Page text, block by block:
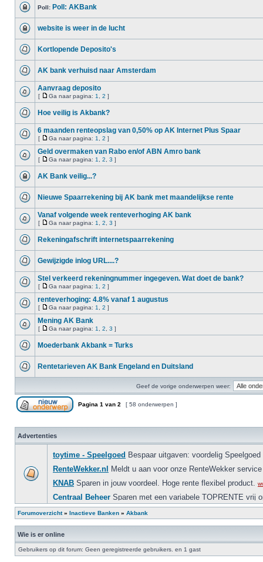
Poll: Poll: AKBank
website is weer in de lucht
Kortlopende Deposito's
AK bank verhuisd naar Amsterdam
Aanvraag deposito
[ Ga naar pagina: 1 2 ]
Hoe veilig is Akbank?
6 maanden renteopslag van 0,50% op AK Internet Plus Spaar
[ Ga naar pagina: 1 2 ]
Geld overmaken van Rabo en/of ABN Amro bank
[ Ga naar pagina: 1 2 3 ]
AK Bank veilig...?
Nieuwe Spaarrekening bij AK bank met maandelijkse rente
Vanaf volgende week renteverhoging AK bank
[ Ga naar pagina: 1 2 3 ]
Rekeningafschrift internetspaarrekening
Gewijzigde inlog URL....?
Stel verkeerd rekeningnummer ingegeven. Wat doet de bank?
[ Ga naar pagina: 1 2 ]
renteverhoging: 4.8% vanaf 1 augustus
[ Ga naar pagina: 1 2 ]
Mening AK Bank
[ Ga naar pagina: 1 2 3 ]
Moederbank Akbank = Turks
Rentetarieven AK Bank Engeland en Duitsland
Geef de vorige onderwerpen weer:
Pagina 1 van 2 [ 58 onderwerpen ]
Advertenties
Forumoverzicht» Inactieve Banken » Akbank
Wie is er online
Gebruikers op dit forum: Geen geregistreerde gebruikers. en 1 gast